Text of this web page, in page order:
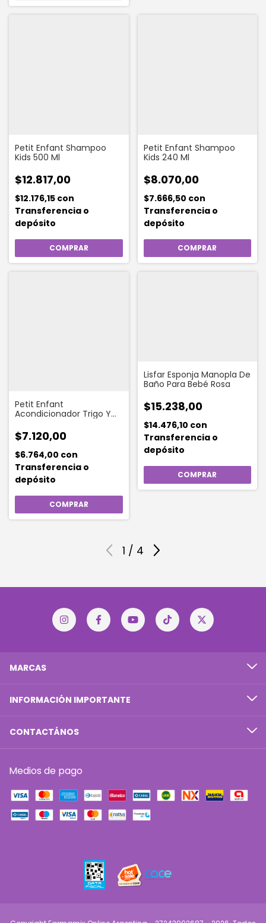
Petit Enfant Shampoo
Kids 500 Ml
$12.817,00
$12.176,15 con
Transferencia o
depósito
Petit Enfant Shampoo
Kids 240 Ml
$8.070,00
$7.666,50 con
Transferencia o
depósito
Petit Enfant
Acondicionador Trigo Y
$7.120,00
$6.764,00 con
Transferencia o
depósito
Lisfar Esponja Manopla De
Baño Para Bebé Rosa
$15.238,00
$14.476,10 con
Transferencia o
depósito
1 / 4
MARCAS
INFORMACIÓN IMPORTANTE
CONTACTÁNOS
Medios de pago